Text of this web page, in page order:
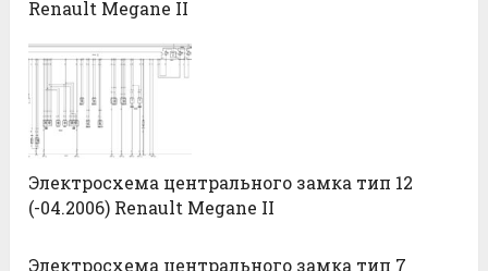
Renault Megane II
Электросхема центрального замка тип 12
(-04.2006) Renault Megane II
Электросхема центрального замка тип 7